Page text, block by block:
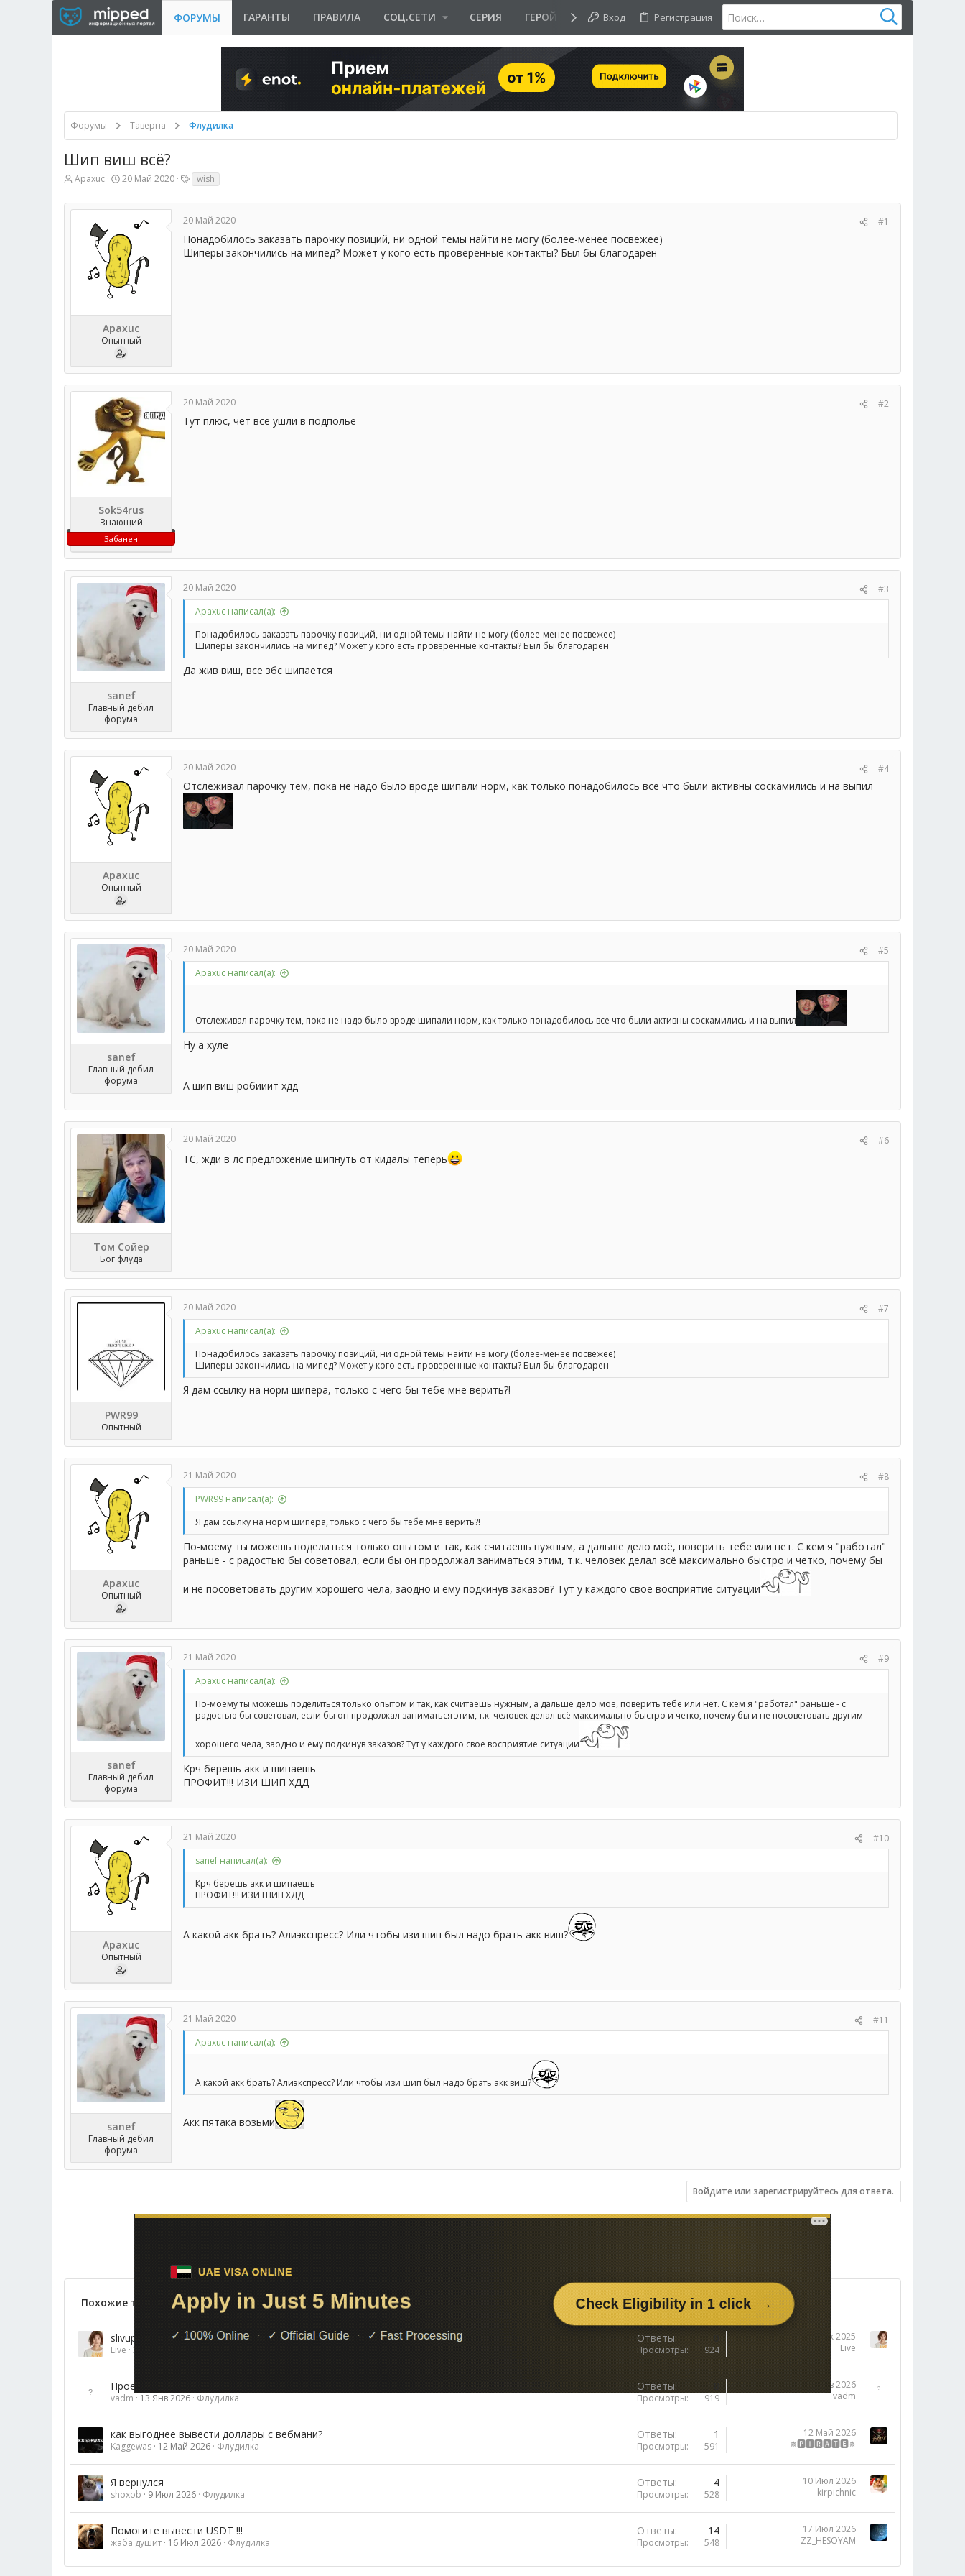
ФОРУМЫ ГАРАНТЫ ПРАВИЛА СОЦ.СЕТИ СЕРИЯ ГЕРОЙ ДНЯ Вход Регистрация
Форумы Таверна Флудилка
Шип виш всё?
А
т
о
Apaxuc
Д
т
а
а
ч
а
л
а
20 Май 2020
Т
е
г
wish
Apaxuc
Опытный
20 Май 2020 #1
Понадобилось заказать парочку позиций, ни одной темы найти не могу (более-менее посвежее)
Шиперы закончились на мипед? Может у кого есть проверенные контакты? Был бы благодарен
Sok54rus
Знающий
Забанен
20 Май 2020 #2
Тут плюс, чет все ушли в подполье
sanef
Главный дебил
форума
20 Май 2020
#3
Apaxuc написал(а):
Понадобилось заказать парочку позиций, ни одной темы найти не могу (более-менее посвежее)
Шиперы закончились на мипед? Может у кого есть проверенные контакты? Был бы благодарен
Да жив виш, все збс шипается
Apaxuc
Опытный
20 Май 2020 #4
Отслеживал парочку тем, пока не надо было вроде шипали норм, как только понадобилось все что были активны соскамились и на выпил
sanef
Главный дебил
форума
20 Май 2020
#5
Apaxuc написал(а):
Отслеживал парочку тем, пока не надо было вроде шипали норм, как только понадобилось все что были активны соскамились и на выпил
Ну а хуле
А шип виш робииит хдд
Том Сойер
Бог флуда
20 Май 2020 #6
ТС, жди в лс предложение шипнуть от кидалы теперь
PWR99
Опытный
20 Май 2020
#7
Apaxuc написал(а):
Понадобилось заказать парочку позиций, ни одной темы найти не могу (более-менее посвежее)
Шиперы закончились на мипед? Может у кого есть проверенные контакты? Был бы благодарен
Я дам ссылку на норм шипера, только с чего бы тебе мне верить?!
Apaxuc
Опытный
21 Май 2020
#8
PWR99 написал(а):
Я дам ссылку на норм шипера, только с чего бы тебе мне верить?!
По-моему ты можешь поделиться только опытом и так, как считаешь нужным, а дальше дело моё, поверить тебе или нет. С кем я "работал"
раньше - с радостью бы советовал, если бы он продолжал заниматься этим, т.к. человек делал всё максимально быстро и четко, почему бы
и не посоветовать другим хорошего чела, заодно и ему подкинув заказов? Тут у каждого свое восприятие ситуации
sanef
Главный дебил
форума
21 Май 2020
#9
Apaxuc написал(а):
По-моему ты можешь поделиться только опытом и так, как считаешь нужным, а дальше дело моё, поверить тебе или нет. С кем я "работал" раньше - с
радостью бы советовал, если бы он продолжал заниматься этим, т.к. человек делал всё максимально быстро и четко, почему бы и не посоветовать другим
хорошего чела, заодно и ему подкинув заказов? Тут у каждого свое восприятие ситуации
Крч берешь акк и шипаешь
ПРОФИТ!!! ИЗИ ШИП ХДД
Apaxuc
Опытный
21 Май 2020
#10
sanef написал(а):
Крч берешь акк и шипаешь
ПРОФИТ!!! ИЗИ ШИП ХДД
А какой акк брать? Алиэкспресс? Или чтобы изи шип был надо брать акк виш?
sanef
Главный дебил
форума
21 Май 2020
#11
Apaxuc написал(а):
А какой акк брать? Алиэкспресс? Или чтобы изи шип был надо брать акк виш?
Акк пятака возьми
Войдите или зарегистрируйтесь для ответа.
Похожие темы
slivup.top всё, сдох?
Live 30 Дек 2025
Ответы
Просмотры 924
30 Дек 2025
Live
Проект Шерри скам?
vadm 13 Янв 2026 Флудилка
Ответы
Просмотры 919
15 Янв 2026
vadm
как выгоднее вывести доллары с вебмани?
Kaggewas 12 Май 2026 Флудилка
Ответы 1
Просмотры 591
12 Май 2026
✵🅿🅸🆁🅰🆃🅴✵
Я вернулся
shoxob 9 Июл 2026 Флудилка
Ответы 4
Просмотры 528
10 Июл 2026
kirpichnic
Помогите вывести USDT !!!
жаба душит 16 Июл 2026 Флудилка
Ответы 14
Просмотры 548
17 Июл 2026
ZZ_HESOYAM